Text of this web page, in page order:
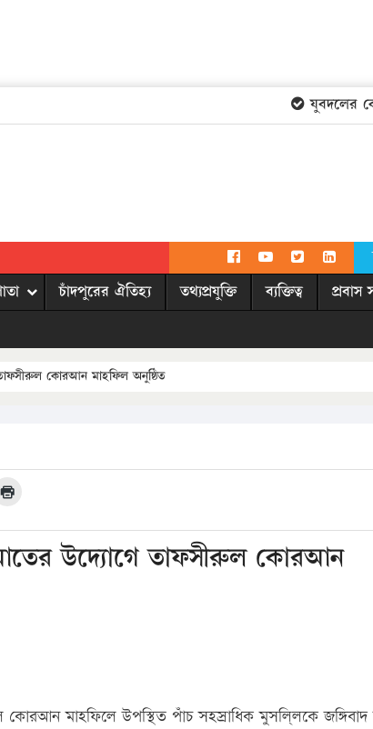
যুবদলের
চাঁদপুরের ঐতিহ্য তথ্যপ্রযুক্তি ব্যক্তিত্ব প্রবাস
কোরআন মাহফিল অনুষ্ঠিত
উদ্যোগে তাফসীরুল কোরআন
মাহফিলে উপস্থিত পাঁচ সহস্রাধিক মুসলি্লকে জঙ্গিবাদ